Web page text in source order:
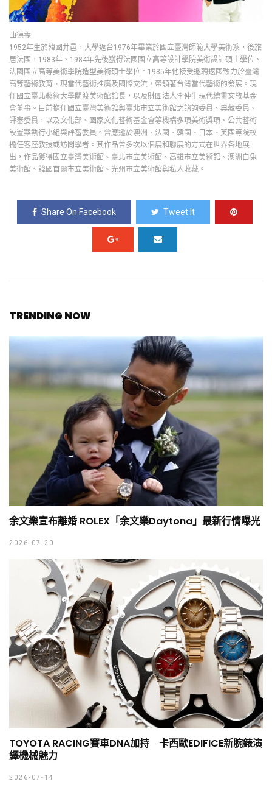
曲德義
1952年生於韓國井邑，大學返台1976年畢業於國立臺灣師範大學美術系，後旅
居法國，1983年、1984年先後獲得法國國立高等設計學院美術設計碩士學位、
法國國立高等美術學院造型美術碩士學位。1985年他接受邀聘返國致力於臺灣
高等藝術教育、現當代藝術推廣及國際交流，帶領著台灣當代藝術的發展。現
任國立臺北藝術大學關渡美術館館長，以及財團法人李仲生現代繪畫文教基金
會董事。目前擔任國立臺灣美術館與臺北市立美術館之諮詢委員、典藏委員、
評審委員，以及文化部、國家文化藝術基金會等機構多項美術獎項、公共藝術
設置案執行小組與評審委員。曾應邀於澳洲、法國、韓國、日本、英國等院校
擔任客座教授或訪問學者。其作品曾多次以個展和聯展的方式在世界各地展
出，作品獲得國立臺灣美術館、臺北市立美術館、高雄市立美術館、澳洲白兔
美術館、韓國首爾市立美術館、光州市立美術館與私人收藏。
Share On Facebook Tweet It
TRENDING NOW
余文樂宣布離婚 ROLEX「余文樂Daytona」最新行情曝光
2026-07-20
TOYOTA RACING賽車DNA加持 卡西歐EDIFICE新腕錶演
繹機械魅力
2026-07-14